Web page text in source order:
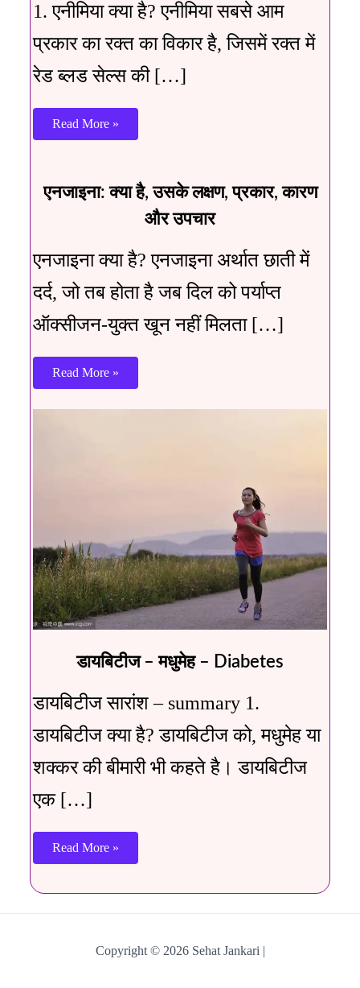
1. एनीमिया क्या है? एनीमिया सबसे आम
प्रकार का रक्त का विकार है, जिसमें रक्त में
रेड ब्लड सेल्स की […]
Read More »
एनजाइना: क्या है, उसके लक्षण, प्रकार, कारण
और उपचार
एनजाइना क्या है? एनजाइना अर्थात छाती में
दर्द, जो तब होता है जब दिल को पर्याप्त
ऑक्सीजन-युक्त खून नहीं मिलता […]
Read More »
डायबिटीज – मधुमेह – Diabetes
डायबिटीज सारांश – summary 1.
डायबिटीज क्या है? डायबिटीज को, मधुमेह या
शक्कर की बीमारी भी कहते है। डायबिटीज
एक […]
Read More »
Copyright © 2026 Sehat Jankari |